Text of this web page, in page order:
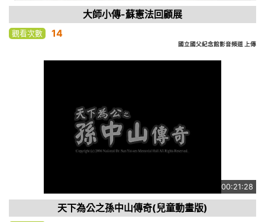
大師小傳-蘇憲法回顧展
觀看次數 14
國立國父紀念館影音頻道 上傳
00:21:28
天下為公之孫中山傳奇(兒童動畫版)